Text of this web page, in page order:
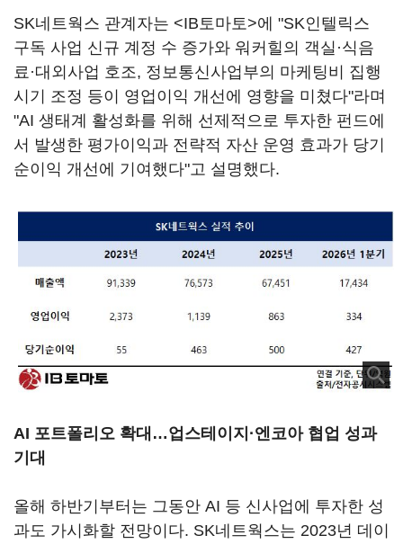
SK네트웍스 관계자는 <IB토마토>에 "SK인텔릭스
구독 사업 신규 계정 수 증가와 워커힐의 객실·식음
료·대외사업 호조, 정보통신사업부의 마케팅비 집행
시기 조정 등이 영업이익 개선에 영향을 미쳤다"라며
"AI 생태계 활성화를 위해 선제적으로 투자한 펀드에
서 발생한 평가이익과 전략적 자산 운영 효과가 당기
순이익 개선에 기여했다"고 설명했다.
AI 포트폴리오 확대…업스테이지·엔코아 협업 성과
기대
올해 하반기부터는 그동안 AI 등 신사업에 투자한 성
과도 가시화할 전망이다. SK네트웍스는 2023년 데이